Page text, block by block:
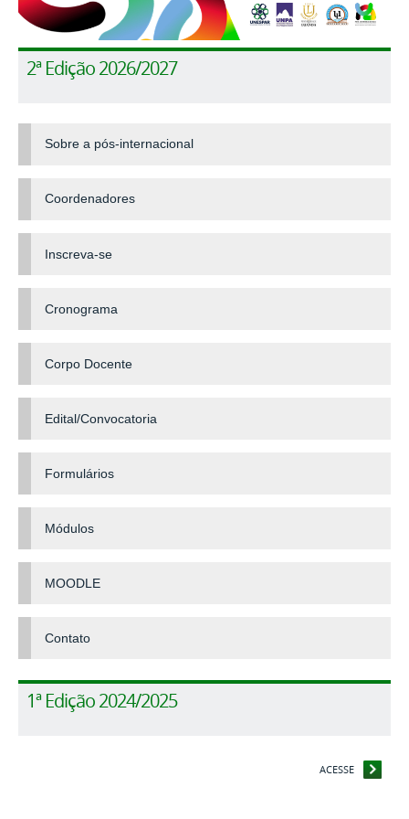
2ª Edição 2026/2027
Sobre a pós-internacional
Coordenadores
Inscreva-se
Cronograma
Corpo Docente
Edital/Convocatoria
Formulários
Módulos
MOODLE
Contato
1ª Edição 2024/2025
ACESSE